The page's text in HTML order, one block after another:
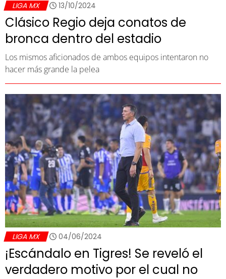
LIGA MX 13/10/2024
Clásico Regio deja conatos de
bronca dentro del estadio
Los mismos aficionados de ambos equipos intentaron no
hacer más grande la pelea
LIGA MX 04/06/2024
¡Escándalo en Tigres! Se reveló el
verdadero motivo por el cual no